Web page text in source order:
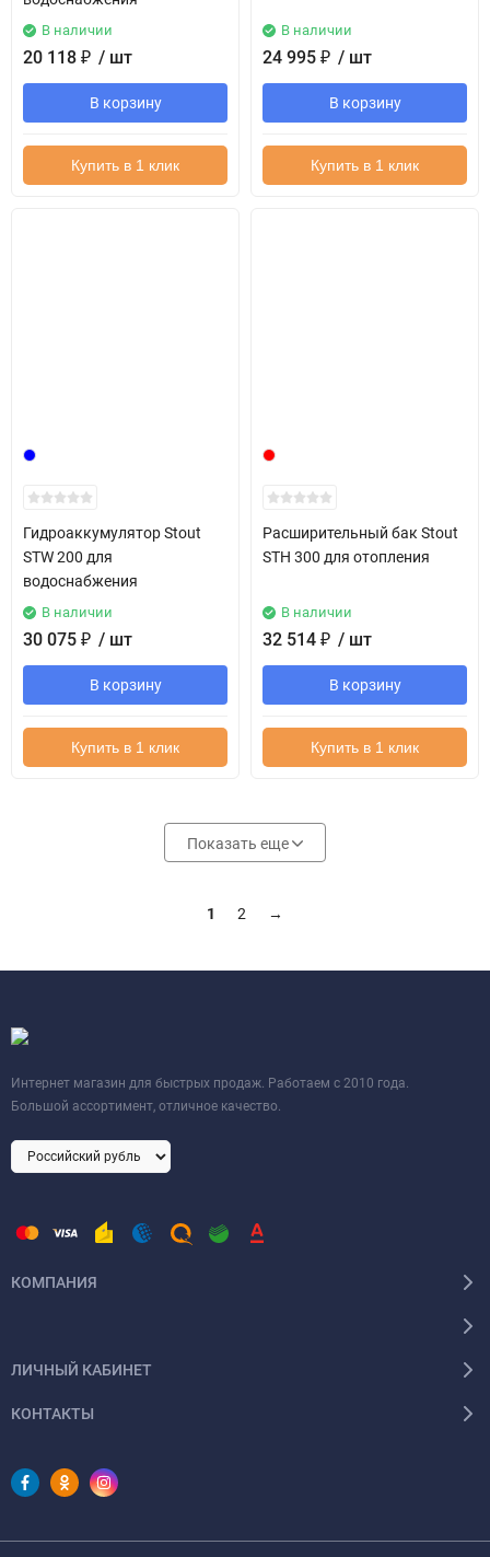
В наличии
20 118 ₽ / шт
В корзину
Купить в 1 клик
В наличии
24 995 ₽ / шт
В корзину
Купить в 1 клик
Гидроаккумулятор Stout
STW 200 для
водоснабжения
В наличии
30 075 ₽ / шт
В корзину
Купить в 1 клик
Расширительный бак Stout
STH 300 для отопления
В наличии
32 514 ₽ / шт
В корзину
Купить в 1 клик
Показать еще
1 2 →
Интернет магазин для быстрых продаж. Работаем с 2010 года.
Большой ассортимент, отличное качество.
КОМПАНИЯ
ЛИЧНЫЙ КАБИНЕТ
КОНТАКТЫ